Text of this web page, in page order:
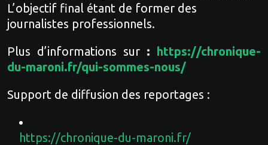
L’objectif final étant de former des
journalistes professionnels.
Plus d’informations sur : https://chronique-
du-maroni.fr/qui-sommes-nous/
Support de diffusion des reportages :
https://chronique-du-maroni.fr/